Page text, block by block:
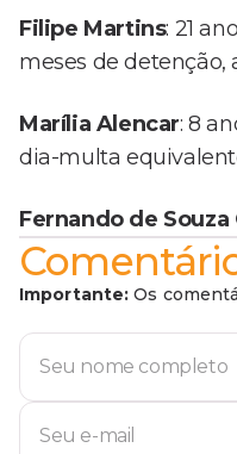
Filipe Martins: 21
meses de
Marília Alencar: 8
dia-multa
Fernando de Souza
Importante: Os